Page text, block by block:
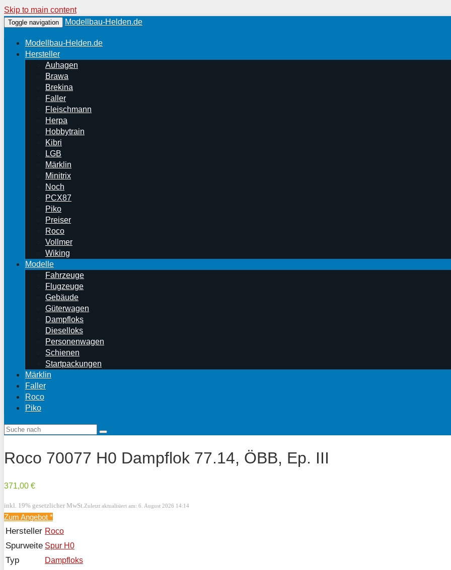
Skip to main content
Toggle navigation Modellbau-Helden.de
Modellbau-Helden.de
Hersteller
Auhagen
Brawa
Brekina
Faller
Fleischmann
Herpa
Hobbytrain
Kibri
LGB
Märklin
Minitrix
Noch
PCX87
Piko
Preiser
Roco
Vollmer
Wiking
Modelle
Fahrzeuge
Flugzeuge
Gebäude
Güterwagen
Dampfloks
Dieselloks
Personenwagen
Schienen
Startpackungen
Märklin
Faller
Roco
Piko
Roco 70077 H0 Dampflok 77.14, ÖBB, Ep. III
371,00 €
inkl. 19% gesetzlicher MwSt. Zuletzt aktualisiert am: 6. August 2026 14:14
Zum Angebot *
Hersteller Roco
Spurweite Spur H0
Typ Dampfloks